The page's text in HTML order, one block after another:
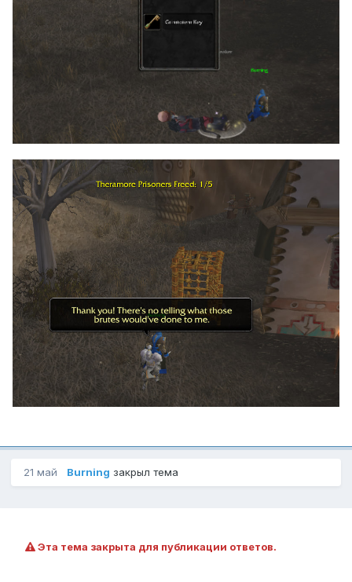
21 май Burning закрыл тема
Эта тема закрыта для публикации ответов.